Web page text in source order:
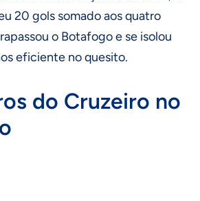
20 gols somado aos quatro
o Botafogo e se isolou
eficiente no quesito.
do Cruzeiro no